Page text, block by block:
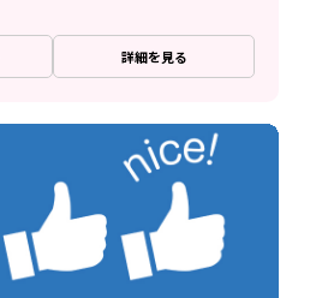
詳細を見る